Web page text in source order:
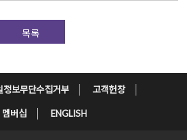
목록
정보무단수집거부 고객헌장
멤버십 ENGLISH